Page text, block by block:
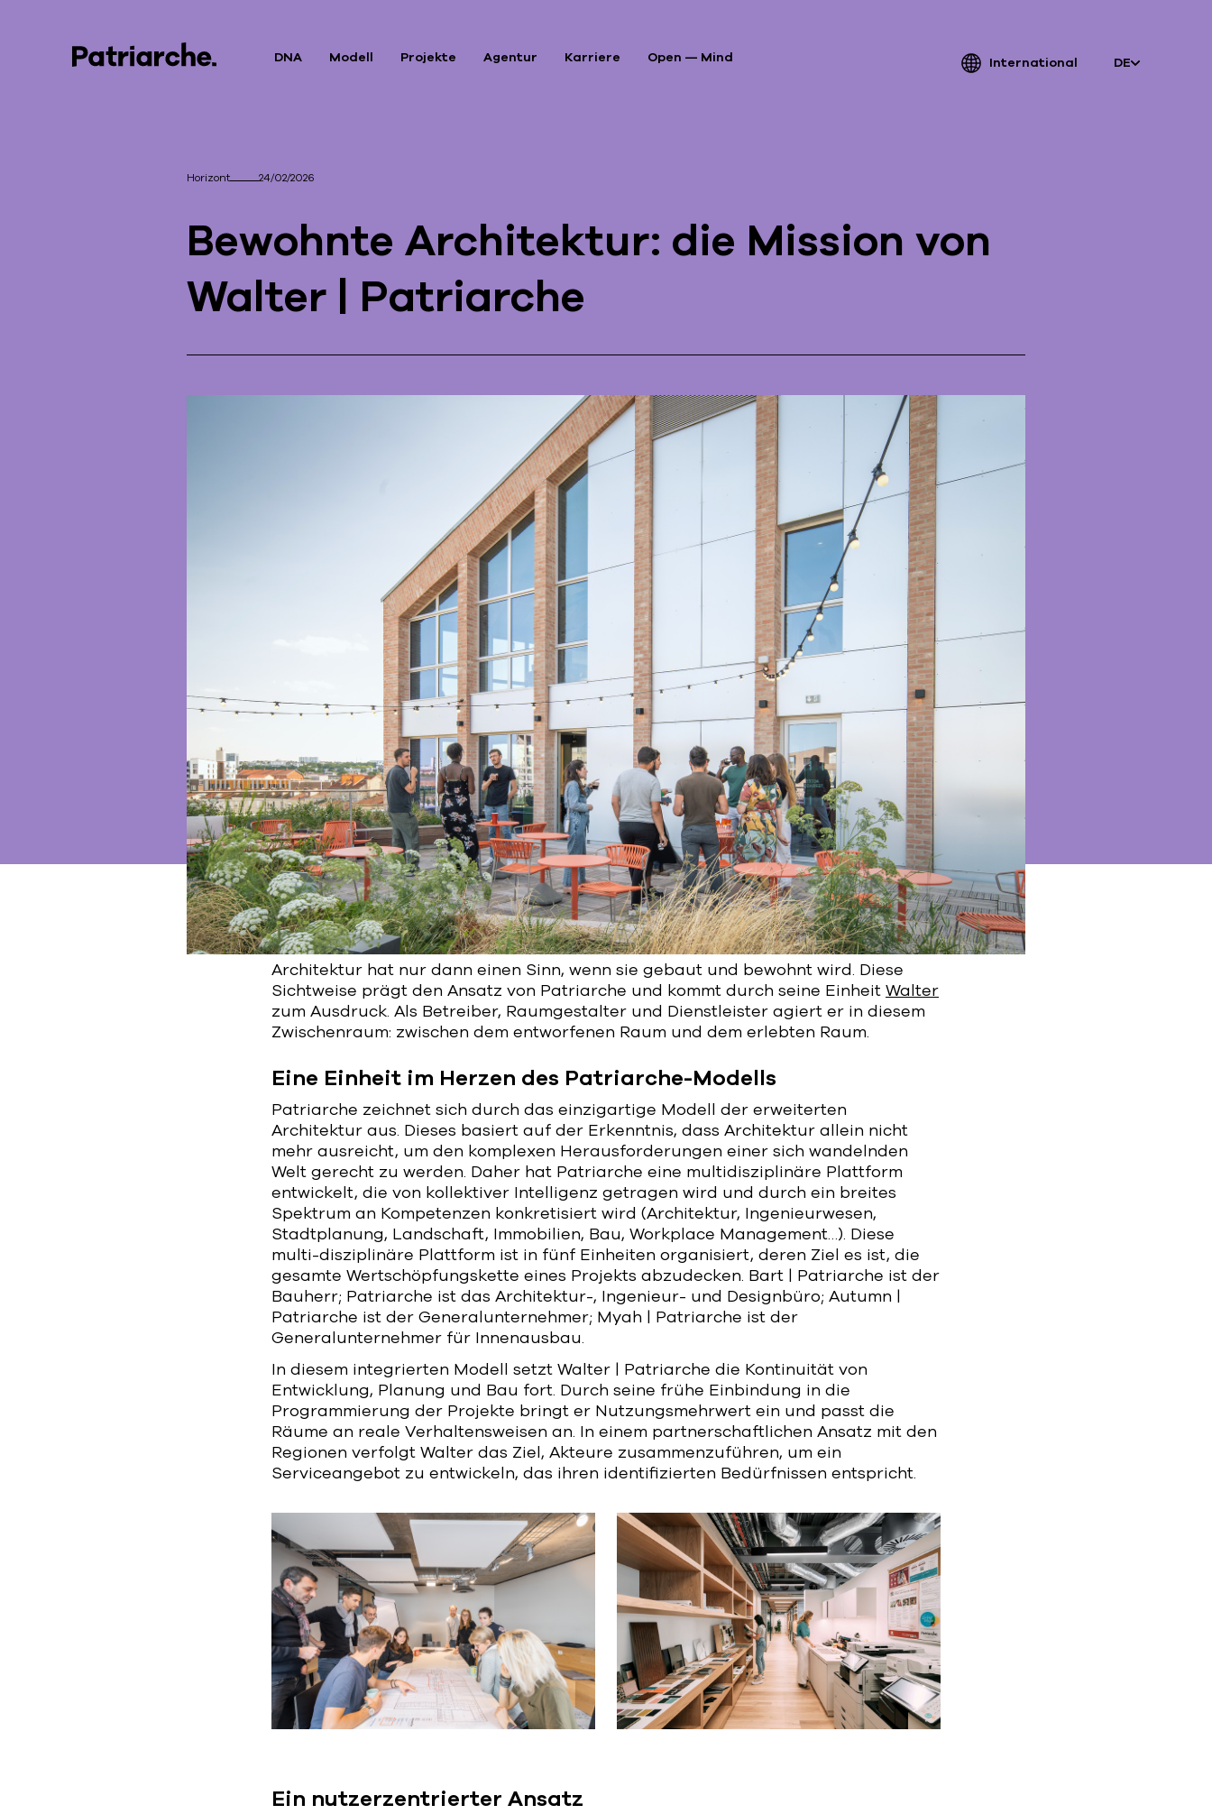
DNA Modell Projekte Agentur Karriere Open — Mind International DE
Horizont 24/02/2026
Bewohnte Architektur: die Mission von
Walter | Patriarche
Architektur hat nur dann einen Sinn, wenn sie gebaut und bewohnt wird. Diese
Sichtweise prägt den Ansatz von Patriarche und kommt durch seine Einheit Walter
zum Ausdruck. Als Betreiber, Raumgestalter und Dienstleister agiert er in diesem
Zwischenraum: zwischen dem entworfenen Raum und dem erlebten Raum.
Eine Einheit im Herzen des Patriarche-Modells
Patriarche zeichnet sich durch das einzigartige Modell der erweiterten
Architektur aus. Dieses basiert auf der Erkenntnis, dass Architektur allein nicht
mehr ausreicht, um den komplexen Herausforderungen einer sich wandelnden
Welt gerecht zu werden. Daher hat Patriarche eine multidisziplinäre Plattform
entwickelt, die von kollektiver Intelligenz getragen wird und durch ein breites
Spektrum an Kompetenzen konkretisiert wird (Architektur, Ingenieurwesen,
Stadtplanung, Landschaft, Immobilien, Bau, Workplace Management…). Diese
multi-disziplinäre Plattform ist in fünf Einheiten organisiert, deren Ziel es ist, die
gesamte Wertschöpfungskette eines Projekts abzudecken. Bart | Patriarche ist der
Bauherr; Patriarche ist das Architektur-, Ingenieur- und Designbüro; Autumn |
Patriarche ist der Generalunternehmer; Myah | Patriarche ist der
Generalunternehmer für Innenausbau.
In diesem integrierten Modell setzt Walter | Patriarche die Kontinuität von
Entwicklung, Planung und Bau fort. Durch seine frühe Einbindung in die
Programmierung der Projekte bringt er Nutzungsmehrwert ein und passt die
Räume an reale Verhaltensweisen an. In einem partnerschaftlichen Ansatz mit den
Regionen verfolgt Walter das Ziel, Akteure zusammenzuführen, um ein
Serviceangebot zu entwickeln, das ihren identifizierten Bedürfnissen entspricht.
Ein nutzerzentrierter Ansatz
Augmented
Architecture
Bart | Patriarche
Maître d'ouvrage
Autumn | Patriarche
Contractant général
Myah | Patriarche
Contractant général d’aménagement intérieur
February | Patriarche
Concepteur de solutions digitales appliquées au
bâtiment
Walter | Patriarche
Exploitant, fournisseur de services et animateur